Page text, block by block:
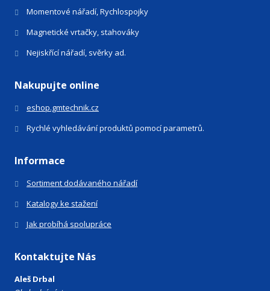
Momentové nářadí, Rychlospojky
Magnetické vrtačky, stahováky
Nejiskřící nářadí, svěrky ad.
Nakupujte online
eshop.gmtechnik.cz
Rychlé vyhledávání produktů pomocí parametrů.
Informace
Sortiment dodávaného nářadí
Katalogy ke stažení
Jak probíhá spolupráce
Kontaktujte Nás
Aleš Drbal